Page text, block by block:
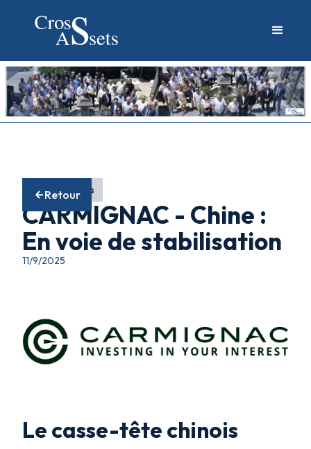
Retour
Fonds actions
CARMIGNAC - Chine :
En voie de stabilisation
11/9/2025
Le casse-tête chinois